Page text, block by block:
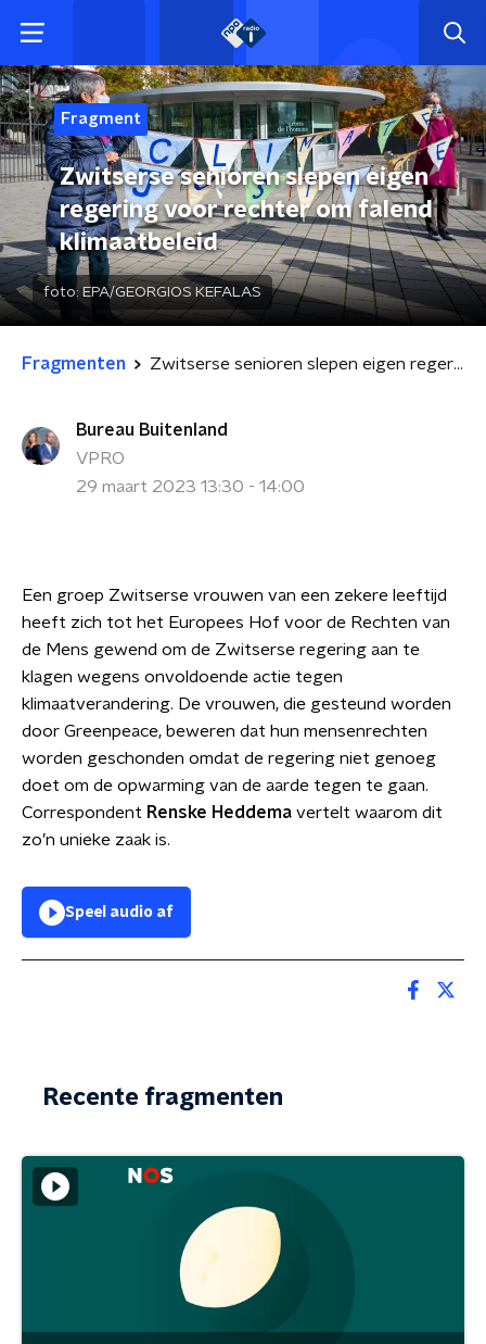
Fragment
Zwitserse senioren slepen eigen
regering voor rechter om falend
klimaatbeleid
foto: EPA/GEORGIOS KEFALAS
Fragmenten Zwitserse senioren slepen eigen regering voor rechter om falend klimaatbeleid
Bureau Buitenland
VPRO
29 maart 2023 13:30 - 14:00
Een groep Zwitserse vrouwen van een zekere leeftijd
heeft zich tot het Europees Hof voor de Rechten van
de Mens gewend om de Zwitserse regering aan te
klagen wegens onvoldoende actie tegen
klimaatverandering. De vrouwen, die gesteund worden
door Greenpeace, beweren dat hun mensenrechten
worden geschonden omdat de regering niet genoeg
doet om de opwarming van de aarde tegen te gaan.
Correspondent Renske Heddema vertelt waarom dit
zo’n unieke zaak is.
Speel audio af
Recente fragmenten